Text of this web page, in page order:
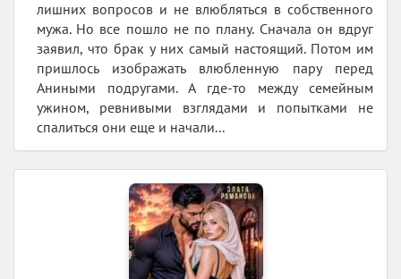
лишних вопросов и не влюбляться в собственного
мужа. Но все пошло не по плану. Сначала он вдруг
заявил, что брак у них самый настоящий. Потом им
пришлось изображать влюбленную пару перед
Аниными подругами. А где-то между семейным
ужином, ревнивыми взглядами и попытками не
спалиться они еще и начали...